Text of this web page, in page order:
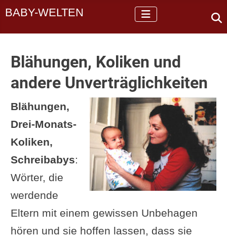
BABY-WELTEN
Blähungen, Koliken und
andere Unverträglichkeiten
Blähungen,
Drei-Monats-
Koliken,
Schreibabys:
Wörter, die
werdende
Eltern mit einem gewissen Unbehagen
hören und sie hoffen lassen, dass sie